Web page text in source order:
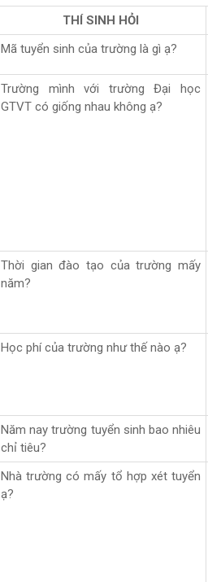
THÍ SINH HỎI
Mã tuyển sinh của trường là gì ạ?
Trường mình với trường Đại học
GTVT có giống nhau không ạ?
Thời gian đào tạo của trường mấy
năm?
Học phí của trường như thế nào ạ?
Năm nay trường tuyển sinh bao nhiêu
chỉ tiêu?
Nhà trường có mấy tổ hợp xét tuyển
ạ?